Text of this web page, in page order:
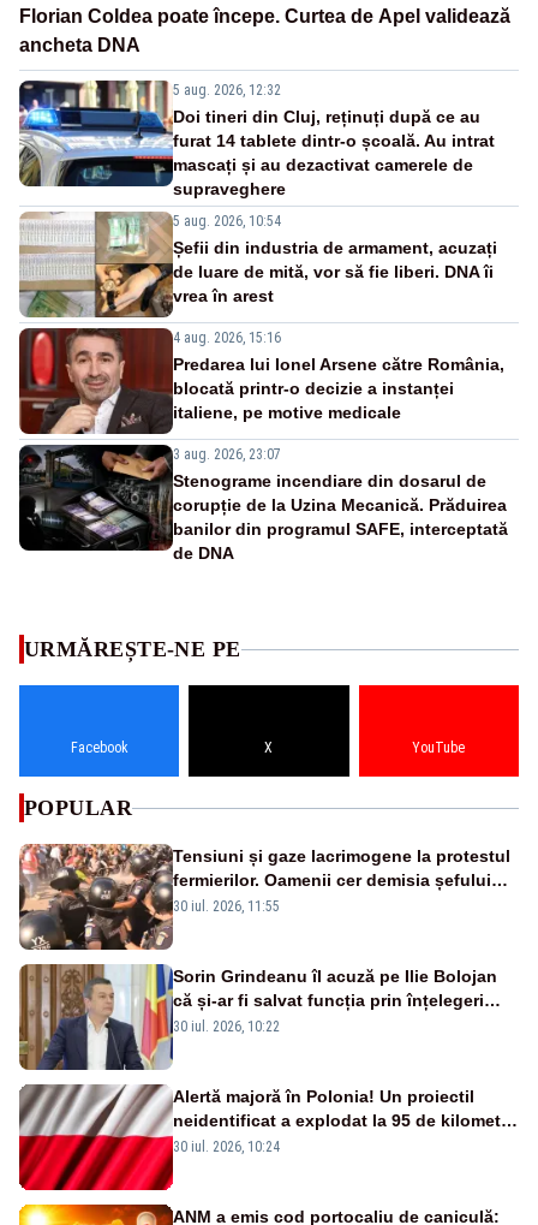
Florian Coldea poate începe. Curtea de Apel validează
ancheta DNA
5 aug. 2026, 12:32
Doi tineri din Cluj, reținuți după ce au
furat 14 tablete dintr-o școală. Au intrat
mascați și au dezactivat camerele de
supraveghere
5 aug. 2026, 10:54
Șefii din industria de armament, acuzați
de luare de mită, vor să fie liberi. DNA îi
vrea în arest
4 aug. 2026, 15:16
Predarea lui Ionel Arsene către România,
blocată printr-o decizie a instanței
italiene, pe motive medicale
3 aug. 2026, 23:07
Stenograme incendiare din dosarul de
corupție de la Uzina Mecanică. Prăduirea
banilor din programul SAFE, interceptată
de DNA
URMĂREȘTE-NE PE
Facebook X YouTube
POPULAR
Tensiuni și gaze lacrimogene la protestul
fermierilor. Oamenii cer demisia șefului
ANSVSA și s-au mutat în Piața Victoria–
30 iul. 2026, 11:55
Sorin Grindeanu îl acuză pe Ilie Bolojan
că și-ar fi salvat funcția prin înțelegeri
netransparente: „Pentru putere și bani”
30 iul. 2026, 10:22
Alertă majoră în Polonia! Un proiectil
neidentificat a explodat la 95 de kilometri
de granița cu Ucraina VIDEO
30 iul. 2026, 10:24
ANM a emis cod portocaliu de caniculă: